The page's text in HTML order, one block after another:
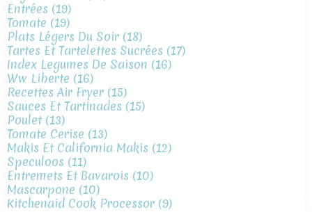
Entrées (19)
Tomate (19)
Plats Légers Du Soir (18)
Tartes Et Tartelettes Sucrées (17)
Index Legumes De Saison (16)
Ww Liberte (16)
Recettes Air Fryer (15)
Sauces Et Tartinades (15)
Poulet(13)
Tomate Cerise (13)
Makis Et California Makis (12)
Speculoos (11)
Entremets Et Bavarois (10)
Mascarpone (10)
Kitchenaid Cook Processor (9)